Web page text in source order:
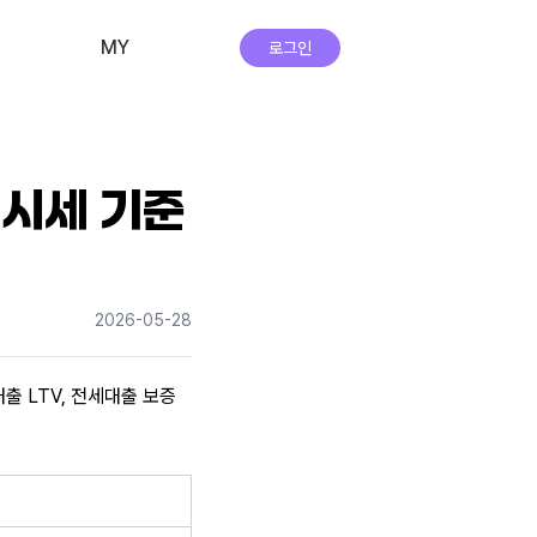
MY
자주하는 질문
실시간 상담
로그인
세 기준
2026-05-28
LTV, 전세대출 보증